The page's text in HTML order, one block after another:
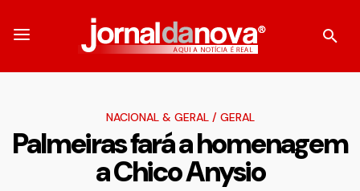
NACIONAL & GERAL/ GERAL
Palmeiras fará a homenagem
a Chico Anysio